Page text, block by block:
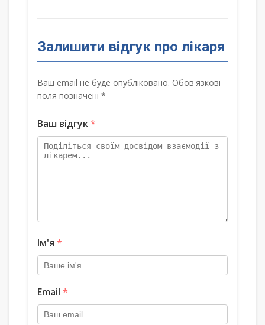
Залишити відгук про лікаря
Ваш email не буде опубліковано. Обов'язкові
поля позначені *
Ваш відгук*
Ім'я *
Email *